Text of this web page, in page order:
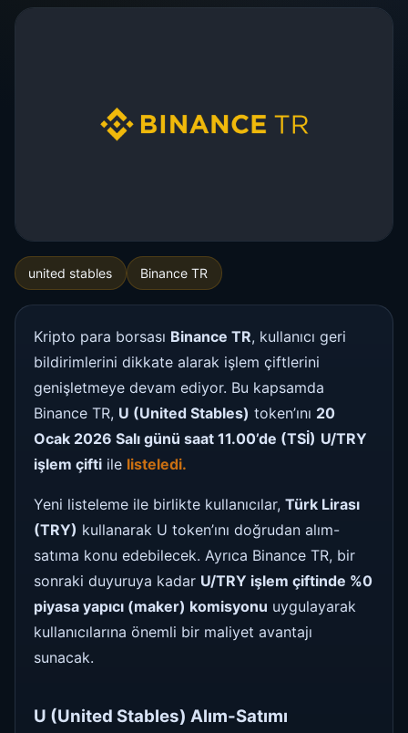
united stables Binance TR
Kripto para borsası Binance TR, kullanıcı geri
bildirimlerini dikkate alarak işlem çiftlerini
genişletmeye devam ediyor. Bu kapsamda
Binance TR, U (United Stables) token’ını 20
Ocak 2026 Salı günü saat 11.00’de (TSİ) U/TRY
işlem çifti ile listeledi.
Yeni listeleme ile birlikte kullanıcılar, Türk Lirası
(TRY) kullanarak U token’ını doğrudan alım-
satıma konu edebilecek. Ayrıca Binance TR, bir
sonraki duyuruya kadar U/TRY işlem çiftinde %0
piyasa yapıcı (maker) komisyonu uygulayarak
kullanıcılarına önemli bir maliyet avantajı
sunacak.
U (United Stables) Alım-Satımı